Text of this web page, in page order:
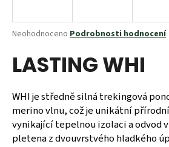
Průměrné
produktu
je
z
5
hvězdiček.
Neohodnoceno Podrobnosti hodnocení
LASTING WHI
WHI je středně silná trekingová
merino vlnu, což je unikátní
vynikající tepelnou izolaci a odvod
pletena z dvouvrstvého hladkého
j
t
?
HLEDAT